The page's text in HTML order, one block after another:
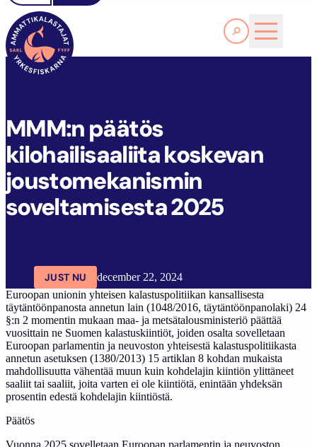
Läs Mer
FYFF
MMM:n päätös
kilohailisaaliita koskevan
joustomekanismin
soveltamisesta 2025
JUST NU
december 22, 2024
Euroopan unionin yhteisen kalastuspolitiikan kansallisesta
täytäntöönpanosta annetun lain (1048/2016, täytäntöönpanolaki) 24
§:n 2 momentin mukaan maa- ja metsätalousministeriö päättää
vuosittain ne Suomen kalastuskiintiöt, joiden osalta sovelletaan
Euroopan parlamentin ja neuvoston yhteisestä kalastuspolitiikasta
annetun asetuksen (1380/2013) 15 artiklan 8 kohdan mukaista
mahdollisuutta vähentää muun kuin kohdelajin kiintiön ylittäneet
saaliit tai saaliit, joita varten ei ole kiintiötä, enintään yhdeksän
prosentin edestä kohdelajin kiintiöstä.
Päätös
Vuonna 2025 sovelletaan Euroopan parlamentin ja neuvoston